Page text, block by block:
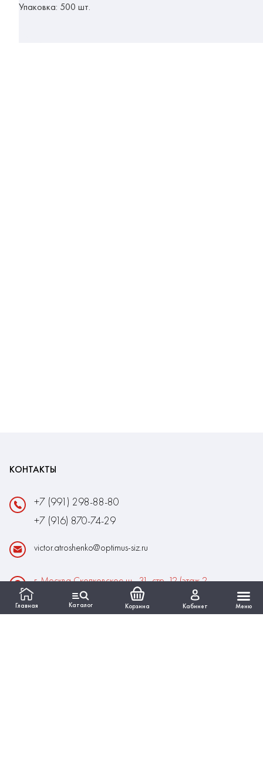
Главная Каталог Корзина Кабинет Меню
Упаковка: 500 шт.
КОНТАКТЫ
+7 (991) 298-88-80
+7 (916) 870-74-29
victor.atroshenko@optimus-siz.ru
г. Москва Сколковское ш., 31, стр. 12 (этаж 2,
помещение 22)
Время работы: